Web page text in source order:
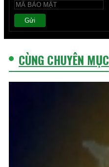
Gửi
CÙNG CHUYÊN MỤC